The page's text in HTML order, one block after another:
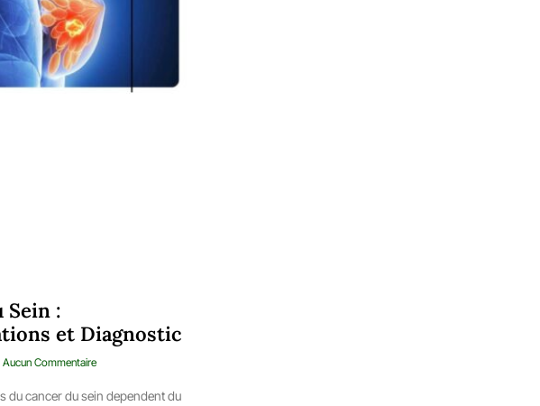
Sein :
et Diagnostic
Aucun Commentaire
du cancer du sein dependent du